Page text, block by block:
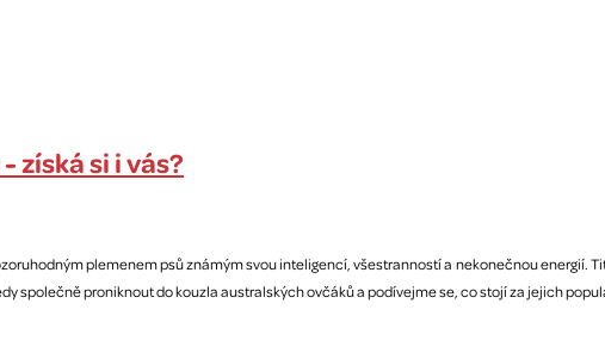
získá si i vás?
plemenem psů známým svou inteligencí, všestranností a nekonečnou energií.
společně proniknout do kouzla australských ovčáků a podívejme se, co stojí za jejich